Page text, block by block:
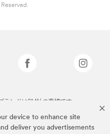
device to enhance site
deliver you advertisements
ランドは3M社の商標です。